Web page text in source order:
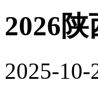
2026
2025-10-